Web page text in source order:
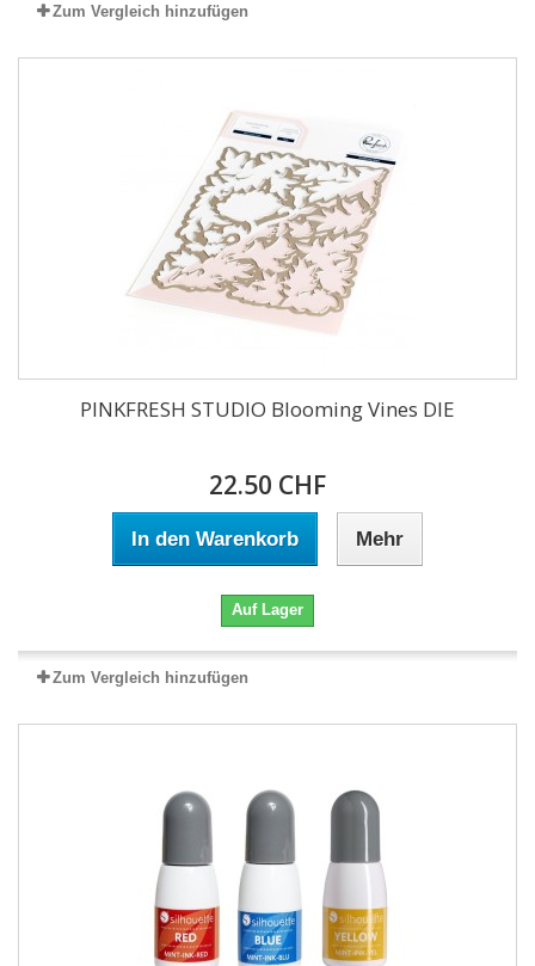
Zum Vergleich hinzufügen
PINKFRESH STUDIO Blooming Vines DIE
22.50 CHF
In den Warenkorb Mehr
Auf Lager
Zum Vergleich hinzufügen